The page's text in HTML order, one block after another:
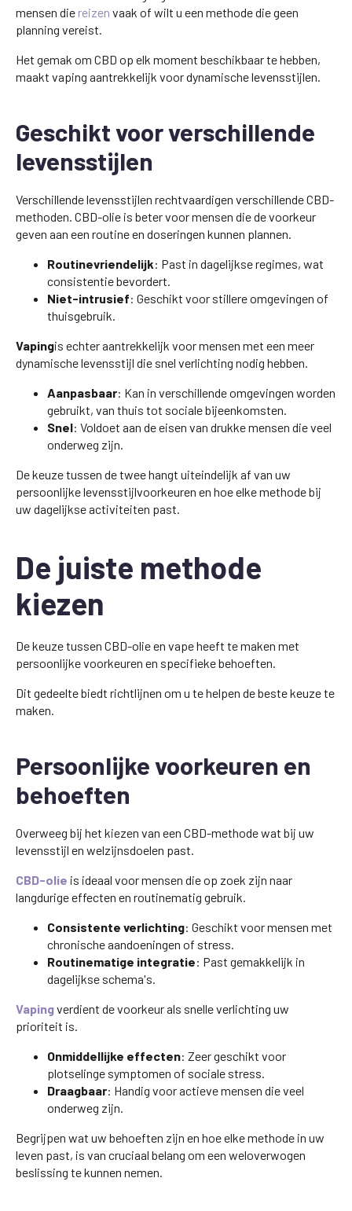
mensen die reizen vaak of wilt u een methode die geen
planning vereist.
Het gemak om CBD op elk moment beschikbaar te hebben,
maakt vaping aantrekkelijk voor dynamische levensstijlen.
Geschikt voor verschillende
levensstijlen
Verschillende levensstijlen rechtvaardigen verschillende CBD-
methoden. CBD-olie is beter voor mensen die de voorkeur
geven aan een routine en doseringen kunnen plannen.
Routinevriendelijk: Past in dagelijkse regimes, wat
consistentie bevordert.
Niet-intrusief: Geschikt voor stillere omgevingen of
thuisgebruik.
Vapingis echter aantrekkelijk voor mensen met een meer
dynamische levensstijl die snel verlichting nodig hebben.
Aanpasbaar: Kan in verschillende omgevingen worden
gebruikt, van thuis tot sociale bijeenkomsten.
Snel: Voldoet aan de eisen van drukke mensen die veel
onderweg zijn.
De keuze tussen de twee hangt uiteindelijk af van uw
persoonlijke levensstijlvoorkeuren en hoe elke methode bij
uw dagelijkse activiteiten past.
De juiste methode
kiezen
De keuze tussen CBD-olie en vape heeft te maken met
persoonlijke voorkeuren en specifieke behoeften.
Dit gedeelte biedt richtlijnen om u te helpen de beste keuze te
maken.
Persoonlijke voorkeuren en
behoeften
Overweeg bij het kiezen van een CBD-methode wat bij uw
levensstijl en welzijnsdoelen past.
CBD-olie is ideaal voor mensen die op zoek zijn naar
langdurige effecten en routinematig gebruik.
Consistente verlichting: Geschikt voor mensen met
chronische aandoeningen of stress.
Routinematige integratie: Past gemakkelijk in
dagelijkse schema's.
Vapingverdient de voorkeur als snelle verlichting uw
prioriteit is.
Onmiddellijke effecten: Zeer geschikt voor
plotselinge symptomen of sociale stress.
Draagbaar: Handig voor actieve mensen die veel
onderweg zijn.
Begrijpen wat uw behoeften zijn en hoe elke methode in uw
leven past, is van cruciaal belang om een weloverwogen
beslissing te kunnen nemen.